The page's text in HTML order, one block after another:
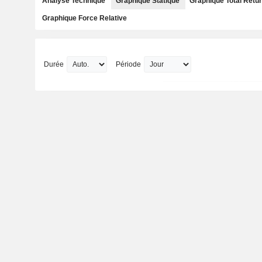
Graphique Force Relative
Durée Période